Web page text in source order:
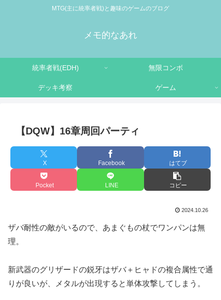
MTG(主に統率者戦)と趣味のゲームのブログ
メモ的なあれ
統率者戦(EDH) 無限コンボ
デッキ考察 ゲーム
【DQW】16章周回パーティ
X Facebook はてブ
Pocket LINE コピー
2024.10.26
ザバ耐性の敵がいるので、あまぐもの杖でワンパンは無
理。
新武器のグリザードの鋭牙はザバ＋ヒャドの複合属性で通
りが良いが、メタルが出現すると単体攻撃してしまう。